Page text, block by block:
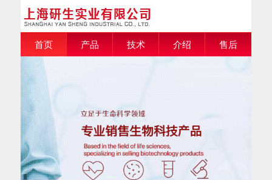
首页 产品 技术 介绍 售后